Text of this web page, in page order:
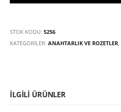
STOK KODU: 5256
KATEGORILER: ANAHTARLIK VE ROZETLER,
İLGILI ÜRÜNLER